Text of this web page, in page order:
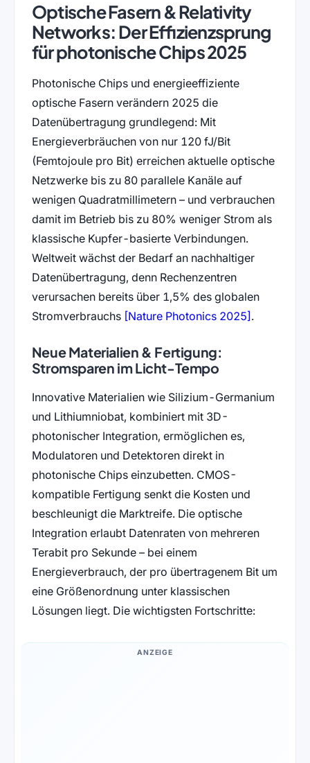
Optische Fasern & Relativity
Networks: Der Effizienzsprung
für photonische Chips 2025
Photonische Chips und energieeffiziente
optische Fasern verändern 2025 die
Datenübertragung grundlegend: Mit
Energieverbräuchen von nur 120 fJ/Bit
(Femtojoule pro Bit) erreichen aktuelle optische
Netzwerke bis zu 80 parallele Kanäle auf
wenigen Quadratmillimetern – und verbrauchen
damit im Betrieb bis zu 80% weniger Strom als
klassische Kupfer-basierte Verbindungen.
Weltweit wächst der Bedarf an nachhaltiger
Datenübertragung, denn Rechenzentren
verursachen bereits über 1,5% des globalen
Stromverbrauchs [Nature Photonics 2025] (öffnet in
.
Neue Materialien & Fertigung:
Stromsparen im Licht-Tempo
Innovative Materialien wie Silizium-Germanium
und Lithiumniobat, kombiniert mit 3D-
photonischer Integration, ermöglichen es,
Modulatoren und Detektoren direkt in
photonische Chips einzubetten. CMOS-
kompatible Fertigung senkt die Kosten und
beschleunigt die Marktreife. Die optische
Integration erlaubt Datenraten von mehreren
Terabit pro Sekunde – bei einem
Energieverbrauch, der pro übertragenem Bit um
eine Größenordnung unter klassischen
Lösungen liegt. Die wichtigsten Fortschritte:
ANZEIGE